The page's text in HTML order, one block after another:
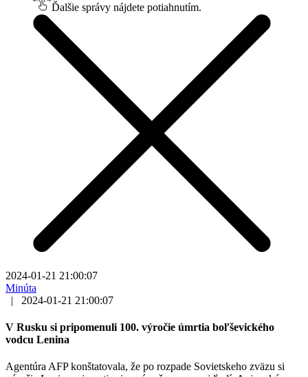
Ďalšie správy nájdete potiahnutím.
2024-01-21 21:00:07
Minúta
|
2024-01-21 21:00:07
V Rusku si pripomenuli 100. výročie úmrtia boľševického
vodcu Lenina
Agentúra AFP konštatovala, že po rozpade Sovietskeho zväzu si